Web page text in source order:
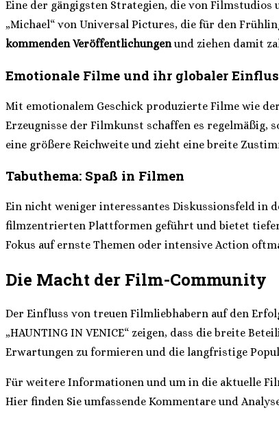
Eine der gängigsten Strategien, die von
„Michael“ von Universal Pictures, die für den
kommenden Veröffentlichungenund ziehen damit
Emotionale Filme und ihr globaler
Mit emotionalem Geschick produzierte Filme wie
Erzeugnisse der Filmkunst schaffen es regelmäßig,
eine größere Reichweite und zieht eine breite
Tabuthema: Spaß in Filmen
Ein nicht weniger interessantes Diskussionsfeld in
filmzentrierten Plattformen geführt und bietet
Fokus auf ernste Themen oder intensive Action
Die Macht der Film-Community
Der Einfluss von treuen Filmliebhabern auf den
„HAUNTING IN VENICE“ zeigen, dass die breite
Erwartungen zu formieren und die langfristige
Für weitere Informationen und um in die aktuelle
Hier finden Sie umfassende Kommentare und